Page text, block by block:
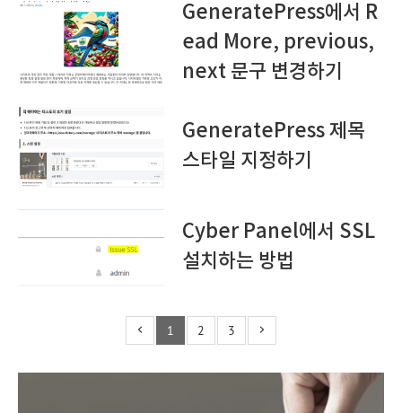
GeneratePress에서 R
ead More, previous,
next 문구 변경하기
GeneratePress 제목
스타일 지정하기
Cyber Panel에서 SSL
설치하는 방법
1 2 3